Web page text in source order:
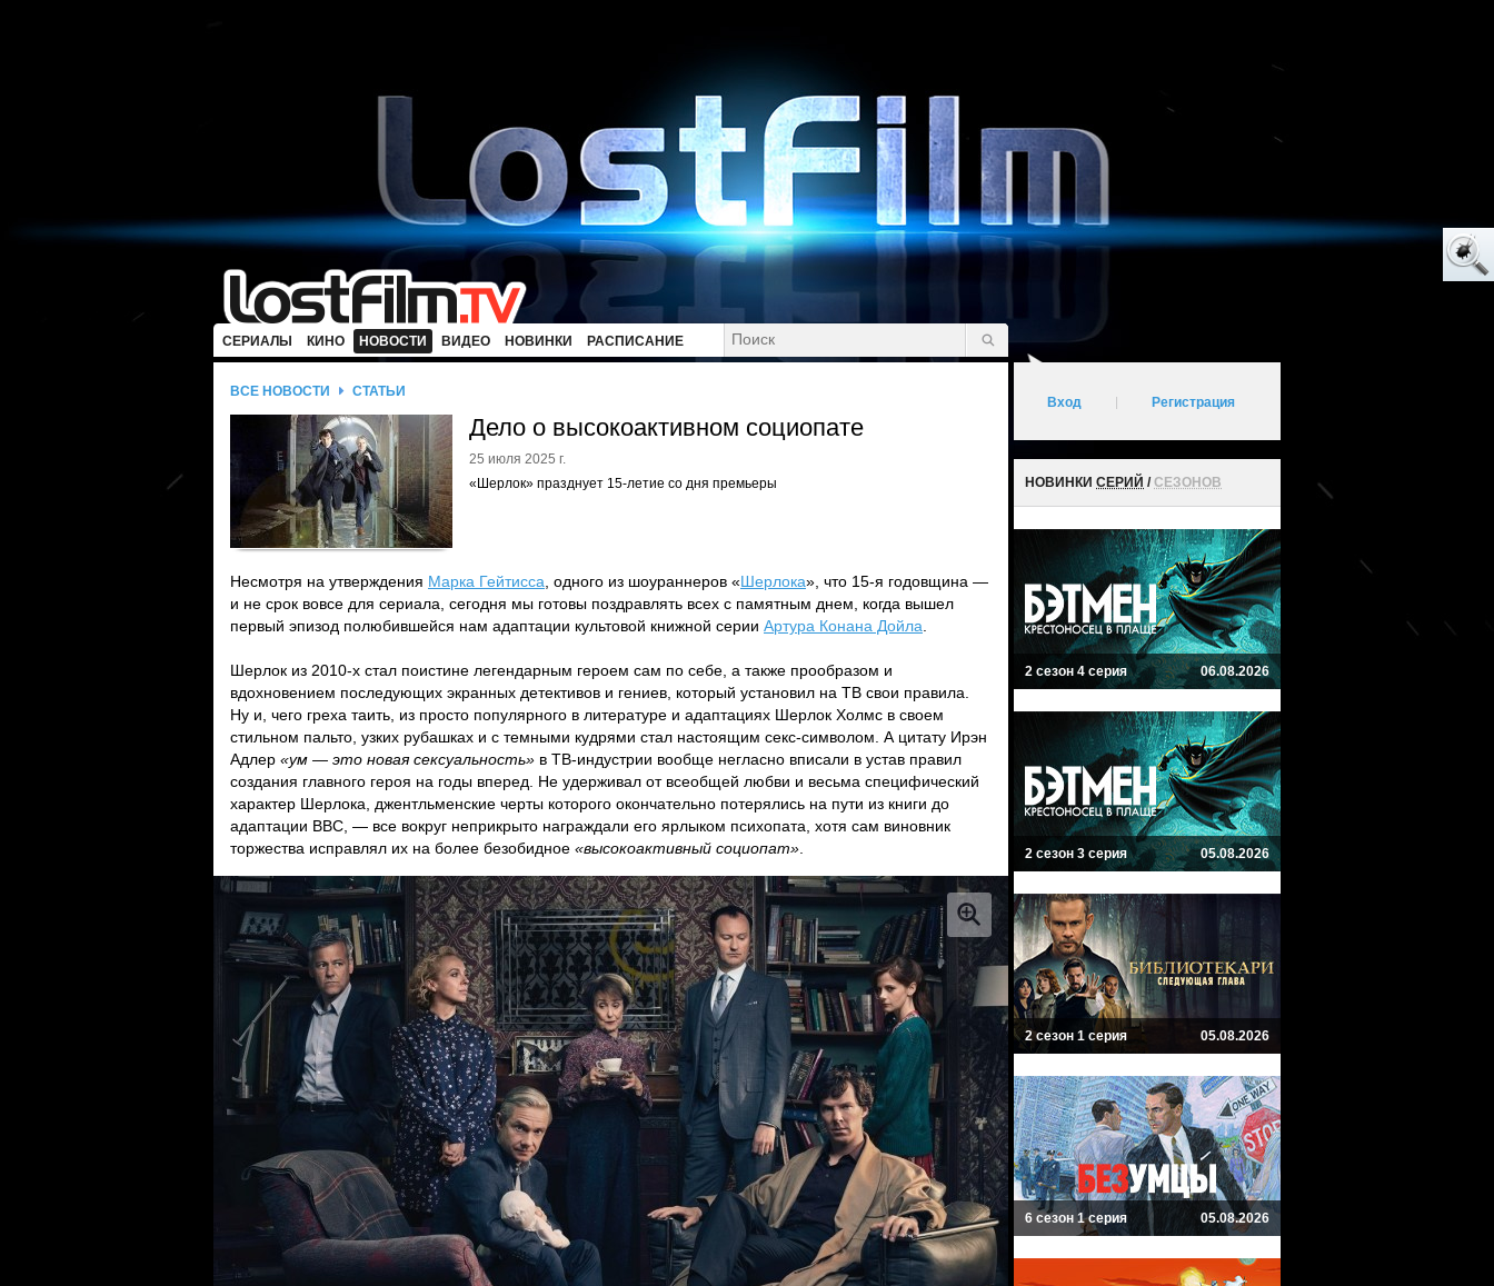
СЕРИАЛЫ КИНО НОВОСТИ ВИДЕО НОВИНКИ РАСПИСАНИЕ
ВСЕ НОВОСТИ СТАТЬИ
Дело о высокоактивном социопате
25 июля 2025 г.
«Шерлок» празднует 15-летие со дня премьеры
Несмотря на утверждения Марка Гейтисса , одного из шоураннеров «Шерлока», что 15-я годовщина —
и не срок вовсе для сериала, сегодня мы готовы поздравлять всех с памятным днем, когда вышел
первый эпизод полюбившейся нам адаптации культовой книжной серии Артура Конана Дойла
Шерлок из 2010-х стал поистине легендарным героем сам по себе, а также прообразом и
вдохновением последующих экранных детективов и гениев, который установил на ТВ свои правила.
Ну и, чего греха таить, из просто популярного в литературе и адаптациях Шерлок Холмс в своем
стильном пальто, узких рубашках и с темными кудрями стал настоящим секс-символом. А цитату Ирэн
Адлер «ум — это новая сексуальность» в ТВ-индустрии вообще негласно вписали в устав правил
создания главного героя на годы вперед. Не удерживал от всеобщей любви и весьма специфический
характер Шерлока, джентльменские черты которого окончательно потерялись на пути из книги до
адаптации BBC, — все вокруг неприкрыто награждали его ярлыком психопата, хотя сам виновник
торжества исправлял их на более безобидное «высокоактивный социопат»
Вход Регистрация
НОВИНКИ СЕРИЙ /СЕЗОНОВ
2 сезон 4 серия 06.08.2026
2 сезон 3 серия 05.08.2026
2 сезон 1 серия 05.08.2026
6 сезон 1 серия 05.08.2026